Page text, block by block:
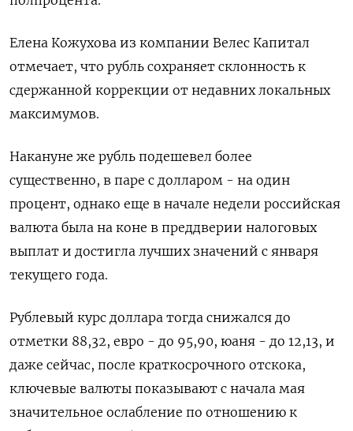
Елена Кожухова из компании Велес Капитал
отмечает, что рубль сохраняет склонность к
сдержанной коррекции от недавних локальных
максимумов.
Накануне же рубль подешевел более
существенно, в паре с долларом - на один
процент, однако еще в начале недели российская
валюта была на коне в преддверии налоговых
выплат и достигла лучших значений с января
текущего года.
Рублевый курс доллара тогда снижался до
отметки 88,32, евро - до 95,90, юаня - до 12,13, и
даже сейчас, после краткосрочного отскока,
ключевые валюты показывают с начала мая
значительное ослабление по отношению к